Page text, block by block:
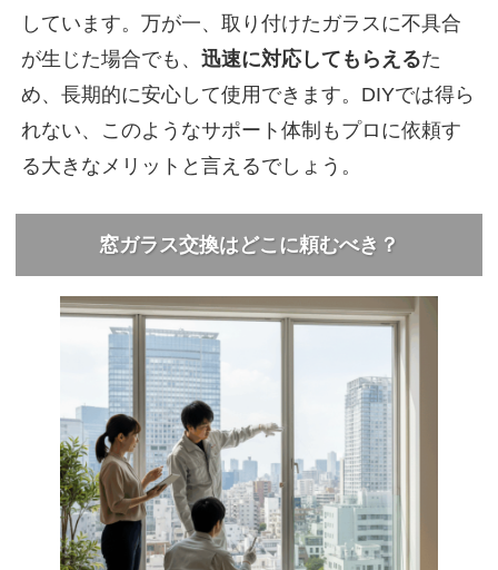
しています。万が一、取り付けたガラスに不具合
が生じた場合でも、迅速に対応してもらえるた
め、長期的に安心して使用できます。DIYでは得ら
れない、このようなサポート体制もプロに依頼す
る大きなメリットと言えるでしょう。
窓ガラス交換はどこに頼むべき？